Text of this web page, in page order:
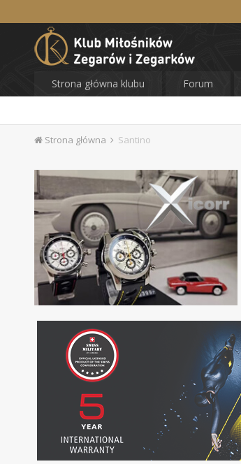
Strona główna klubu Forum
Strona główna Santino